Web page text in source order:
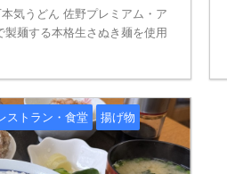
気うどん 佐野プレミアム・ア
麺する本格生さぬき麺を使用
ストラン・食堂 揚げ物